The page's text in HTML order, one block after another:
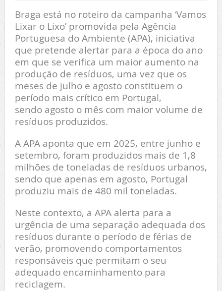
Braga está no roteiro da campanha ‘Vamos
Lixar o Lixo’ promovida pela Agência
Portuguesa do Ambiente (APA), iniciativa
que pretende alertar para a época do ano
em que se verifica um maior aumento na
produção de resíduos, uma vez que os
meses de julho e agosto constituem o
período mais crítico em Portugal,
sendo agosto o mês com maior volume de
resíduos produzidos.
A APA aponta que em 2025, entre junho e
setembro, foram produzidos mais de 1,8
milhões de toneladas de resíduos urbanos,
sendo que apenas em agosto, Portugal
produziu mais de 480 mil toneladas.
Neste contexto, a APA alerta para a
urgência de uma separação adequada dos
resíduos durante o período de férias de
verão, promovendo comportamentos
responsáveis que permitam o seu
adequado encaminhamento para
reciclagem.